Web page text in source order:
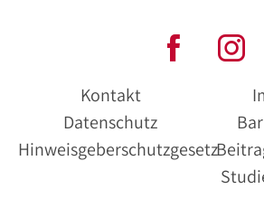
Kontakt
Datenschutz
Hinweisgeberschutzgesetz